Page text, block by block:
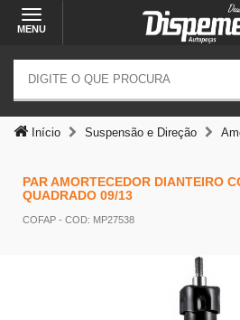
MENU
Início Suspensão e Direção
PAR AMORTECEDOR DIANTEIRO
QUADRADO 09/13
COFAP - COD: MP27538
Temos outras
adequadas